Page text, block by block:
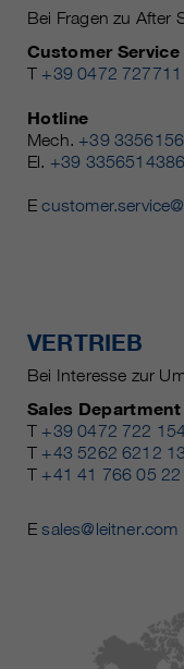
Bei Fragen zu After
Customer Service
T +39 0472 727711
Hotline
Mech. +39
El. +39 3356514386
E
VERTRIEB
Bei Interesse zur
Sales Department
T +39 0472 722
T +43 5262 6212
T +41 41 766 05 22
Esales@leitner.com